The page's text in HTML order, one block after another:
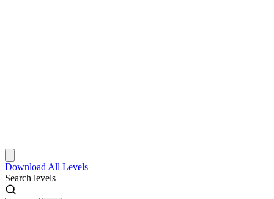
Download All Levels
Search levels